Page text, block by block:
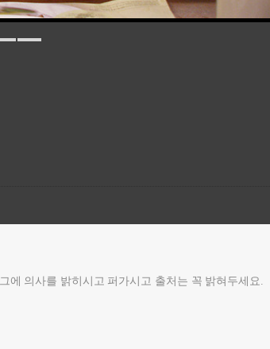
에 의사를 밝히시고 퍼가시고 출처는 꼭 밝혀두세요.